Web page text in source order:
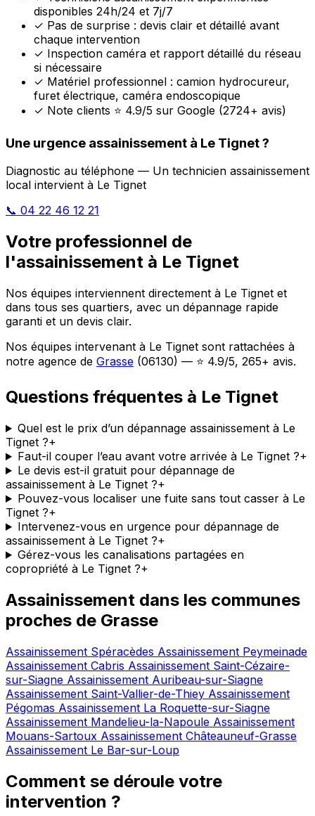
disponibles 24h/24 et 7j/7
✓ Pas de surprise : devis clair et détaillé avant
chaque intervention
✓ Inspection caméra et rapport détaillé du réseau
si nécessaire
✓ Matériel professionnel : camion hydrocureur,
furet électrique, caméra endoscopique
✓ Note clients ⭐ 4.9/5 sur Google (2724+ avis)
Une urgence assainissement à Le Tignet ?
Diagnostic au téléphone — Un technicien assainissement
local intervient à Le Tignet
📞 04 22 46 12 21
Votre professionnel de
l'assainissement à Le Tignet
Nos équipes interviennent directement à Le Tignet et
dans tous ses quartiers, avec un dépannage rapide
garanti et un devis clair.
Nos équipes intervenant à Le Tignet sont rattachées à
notre agence de Grasse (06130) — ⭐ 4.9/5, 265+ avis.
Questions fréquentes à Le Tignet
Quel est le prix d’un dépannage assainissement à Le
Tignet ?+
Faut-il couper l’eau avant votre arrivée à Le Tignet ?+
Le devis est-il gratuit pour dépannage de
assainissement à Le Tignet ?+
Pouvez-vous localiser une fuite sans tout casser à Le
Tignet ?+
Intervenez-vous en urgence pour dépannage de
assainissement à Le Tignet ?+
Gérez-vous les canalisations partagées en
copropriété à Le Tignet ?+
Assainissement dans les communes
proches de Grasse
Assainissement Spéracèdes Assainissement Peymeinade
Assainissement Cabris Assainissement Saint-Cézaire-
sur-Siagne Assainissement Auribeau-sur-Siagne
Assainissement Saint-Vallier-de-Thiey Assainissement
Pégomas Assainissement La Roquette-sur-Siagne
Assainissement Mandelieu-la-Napoule Assainissement
Mouans-Sartoux Assainissement Châteauneuf-Grasse
Assainissement Le Bar-sur-Loup
Comment se déroule votre
intervention ?